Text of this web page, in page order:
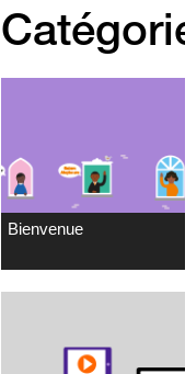
Bienvenue